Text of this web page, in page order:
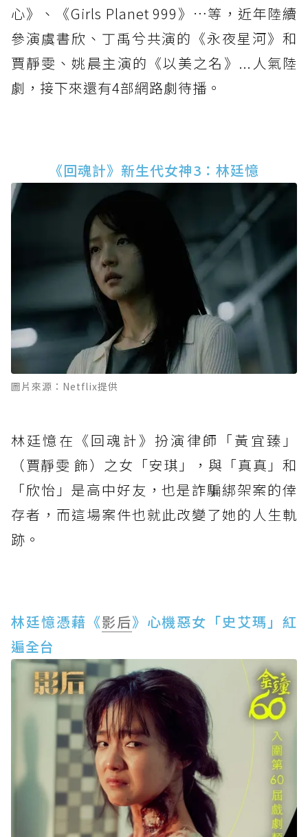
心》、《Girls Planet 999》…等，近年陸續
參演虞書欣、丁禹兮共演的《永夜星河》和
賈靜雯、姚晨主演的《以美之名》...人氣陸
劇，接下來還有4部網路劇待播。
《回魂計》新生代女神3：林廷憶
圖片來源：Netflix提供
林廷憶在《回魂計》扮演律師「黃宜臻」
（賈靜雯 飾）之女「安琪」，與「真真」和
「欣怡」是高中好友，也是詐騙綁架案的倖
存者，而這場案件也就此改變了她的人生軌
跡。
林廷憶憑藉《影后》心機惡女「史艾瑪」紅
遍全台